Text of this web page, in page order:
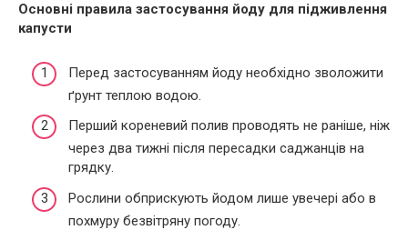
Основні правила застосування йоду для підживлення
капусти
Перед застосуванням йоду необхідно зволожити
ґрунт теплою водою.
Перший кореневий полив проводять не раніше, ніж
через два тижні після пересадки саджанців на
грядку.
Рослини обприскують йодом лише увечері або в
похмуру безвітряну погоду.